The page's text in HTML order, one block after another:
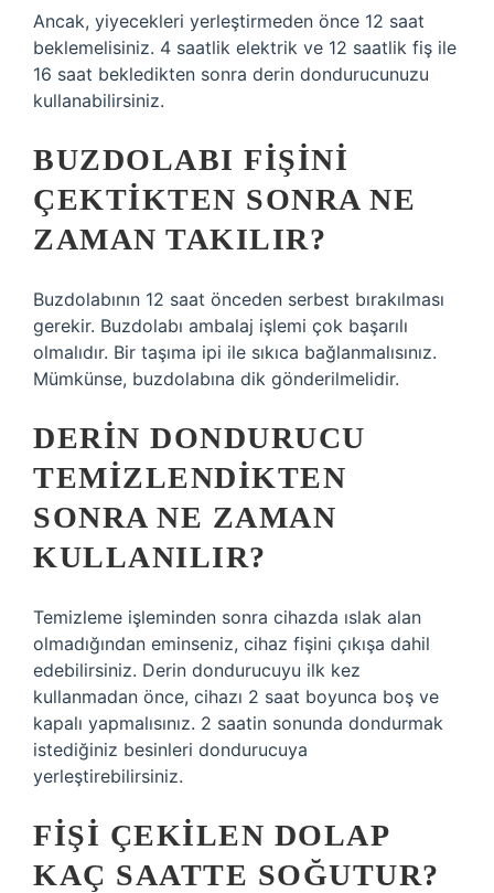
Ancak, yiyecekleri yerleştirmeden önce 12 saat
beklemelisiniz. 4 saatlik elektrik ve 12 saatlik fiş ile
16 saat bekledikten sonra derin dondurucunuzu
kullanabilirsiniz.
BUZDOLABI FIŞINI
ÇEKTIKTEN SONRA NE
ZAMAN TAKILIR?
Buzdolabının 12 saat önceden serbest bırakılması
gerekir. Buzdolabı ambalaj işlemi çok başarılı
olmalıdır. Bir taşıma ipi ile sıkıca bağlanmalısınız.
Mümkünse, buzdolabına dik gönderilmelidir.
DERIN DONDURUCU
TEMIZLENDIKTEN
SONRA NE ZAMAN
KULLANILIR?
Temizleme işleminden sonra cihazda ıslak alan
olmadığından eminseniz, cihaz fişini çıkışa dahil
edebilirsiniz. Derin dondurucuyu ilk kez
kullanmadan önce, cihazı 2 saat boyunca boş ve
kapalı yapmalısınız. 2 saatin sonunda dondurmak
istediğiniz besinleri dondurucuya
yerleştirebilirsiniz.
FIŞI ÇEKILEN DOLAP
KAÇ SAATTE SOĞUTUR?